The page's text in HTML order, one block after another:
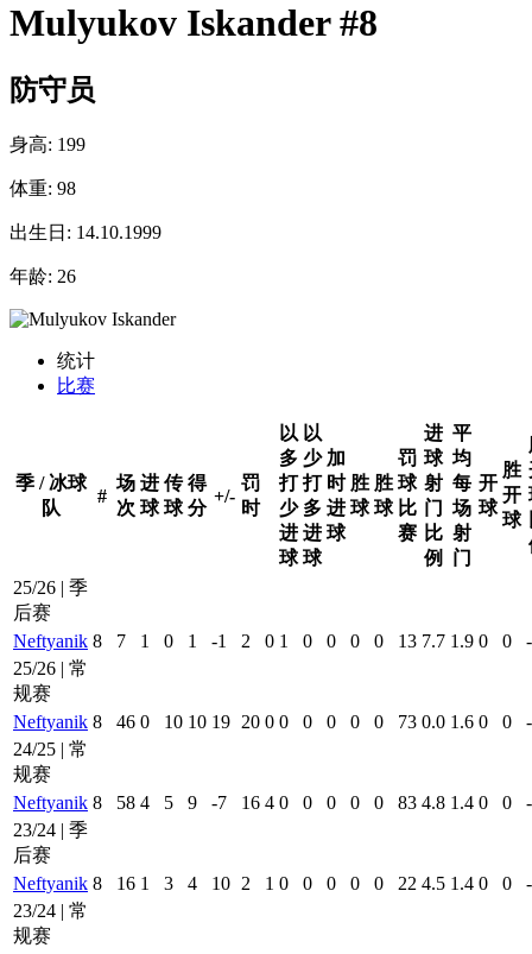
Mulyukov Iskander#8
防守员
身高: 199
体重: 98
出生日: 14.10.1999
年龄: 26
统计
比赛
季 / 冰球
队
#
场
次
进
球
传
球
得
分
+/-
罚
时
以
多
打
少
进
球
以
少
打
多
进
球
加
时
进
球
胜
球
胜
球
罚
球
比
赛
进
球
射
门
比
例
平
均
每
场
射
门
开
球
胜
开
球
25/26 | 季
后赛
Neftyanik 8 7 1 0 1 -1 2 0 1 0 0 0 0 13 7.7 1.9 0 0
-
25/26 | 常
规赛
Neftyanik 8 46 0 10 10 19 20 0 0 0 0 0 0 73 0.0 1.6 0 0
-
24/25 | 常
规赛
Neftyanik 8 58 4 5 9 -7 16 4 0 0 0 0 0 83 4.8 1.4 0 0
-
23/24 | 季
后赛
Neftyanik 8 16 1 3 4 10 2 1 0 0 0 0 0 22 4.5 1.4 0 0
-
23/24 | 常
规赛